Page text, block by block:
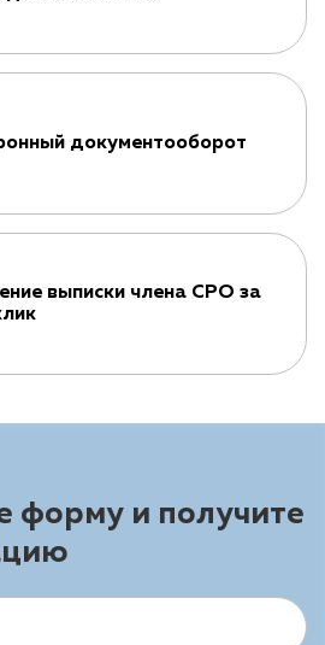
документооборот
выписки члена СРО за
форму и получите